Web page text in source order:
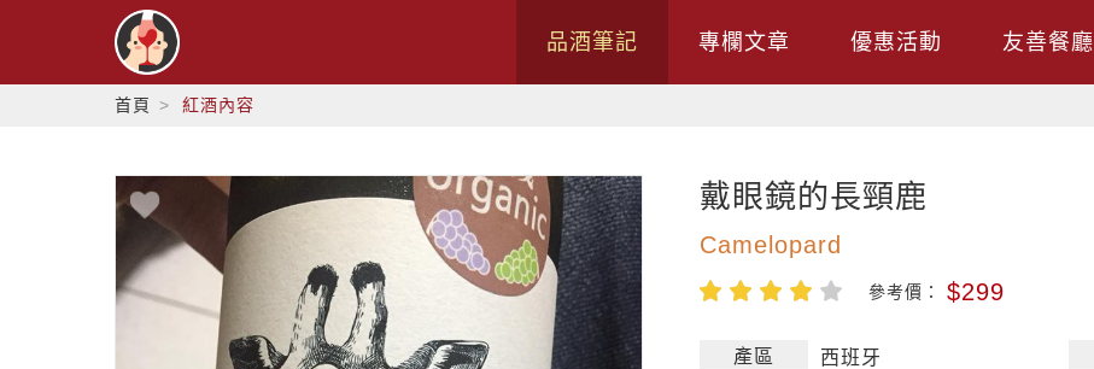
品酒筆記 專欄文章 優惠活動 友善餐廳
首頁 紅酒內容
戴眼鏡的長頸鹿
Camelopard
參考價： $299
產區 西班牙